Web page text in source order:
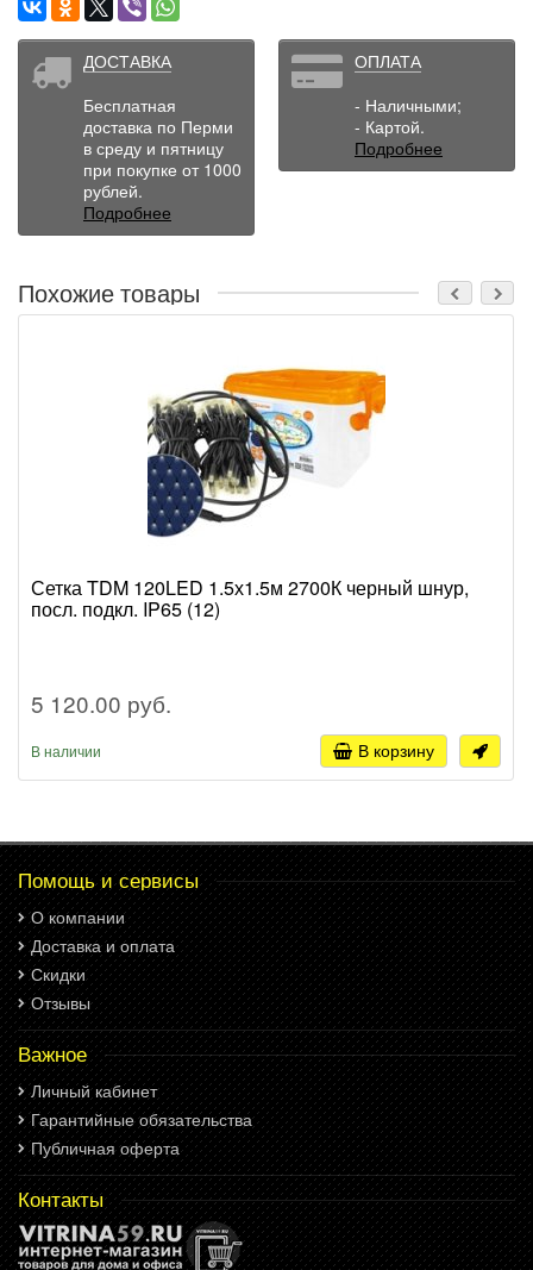
ДОСТАВКА
Бесплатная
доставка по Перми
в среду и пятницу
при покупке от 1000
рублей.
Подробнее
ОПЛАТА
- Наличными;
- Картой.
Подробнее
Похожие товары
Сетка TDM 120LED 1.5х1.5м 2700К черный шнур,
посл. подкл. IP65 (12)
5 120.00 руб.
В наличии В корзину
Помощь и сервисы
О компании
Доставка и оплата
Скидки
Отзывы
Важное
Личный кабинет
Гарантийные обязательства
Публичная оферта
Контакты